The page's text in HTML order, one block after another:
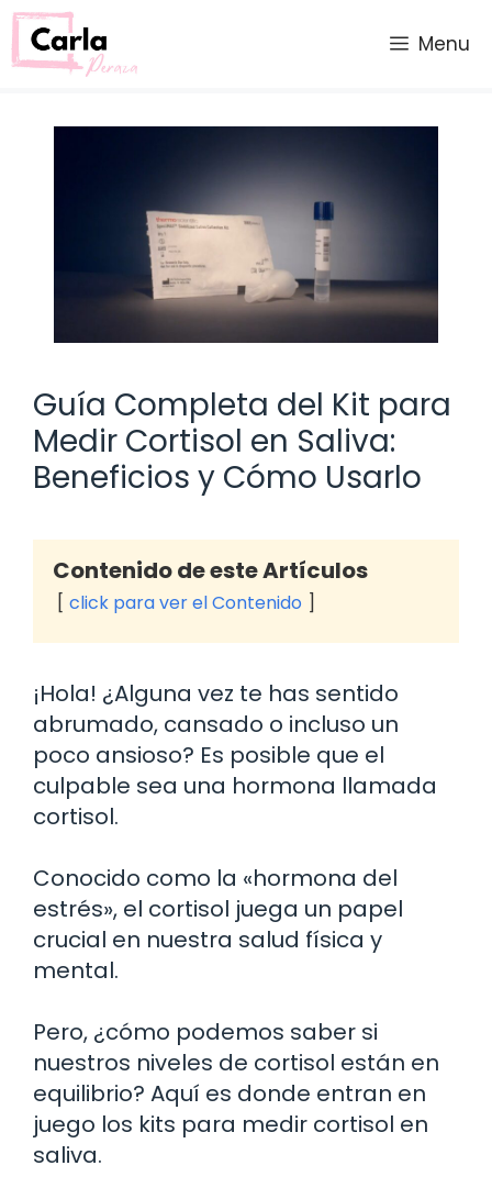
Saltar
al
contenido
Menu
Guía Completa del Kit para
Medir Cortisol en Saliva:
Beneficios y Cómo Usarlo
Contenido de este Artículos
click para ver el Contenido
¡Hola! ¿Alguna vez te has sentido
abrumado, cansado o incluso un
poco ansioso? Es posible que el
culpable sea una hormona llamada
cortisol.
Conocido como la «hormona del
estrés», el cortisol juega un papel
crucial en nuestra salud física y
mental.
Pero, ¿cómo podemos saber si
nuestros niveles de cortisol están en
equilibrio? Aquí es donde entran en
juego los kits para medir cortisol en
saliva.